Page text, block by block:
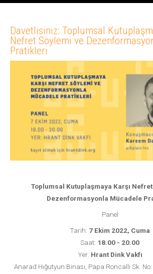
Davetlisiniz: Toplumsal
Nefret Söylemi ve
Pratikleri
Toplumsal Kutuplaşmaya Karşı
Dezenformasyonla Mücadele
Panel
Tarih: 7 Ekim 2022, Cuma
Saat: 18.00 - 20.00
Yer: Hrant Dink Vakfı
Anarad Hığutyun Binası, Papa Roncalli Sk.